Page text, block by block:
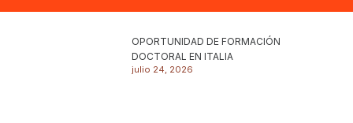
OPORTUNIDAD DE FORMACIÓN
DOCTORAL EN ITALIA
julio 24, 2026